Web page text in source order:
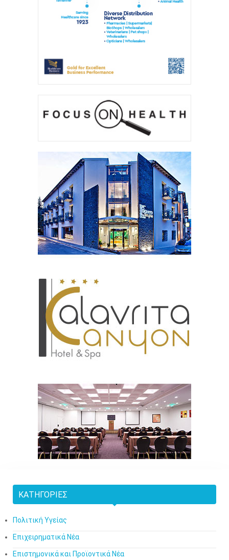
ΚΑΤΗΓΟΡΊΕΣ
Πολιτική Υγείας
Επιχειρηματικά Νέα
Επιστημονικά και Προϊοντικά Νέα